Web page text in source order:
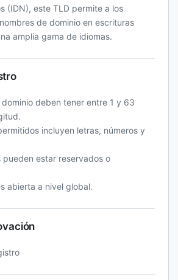
(IDN), este TLD permite a los
de dominio en escrituras
amplia gama de idiomas.
deben tener entre 1 y 63
incluyen letras, números y
pueden estar reservados o
abierta a nivel global.